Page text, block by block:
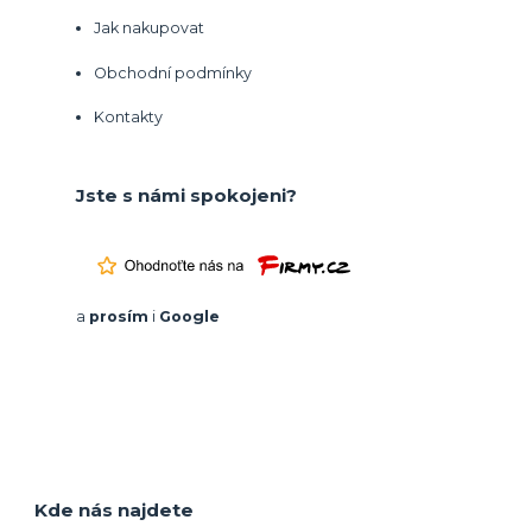
Jak nakupovat
Obchodní podmínky
Kontakty
Jste s námi spokojeni?
a prosím i Google
Kde nás najdete